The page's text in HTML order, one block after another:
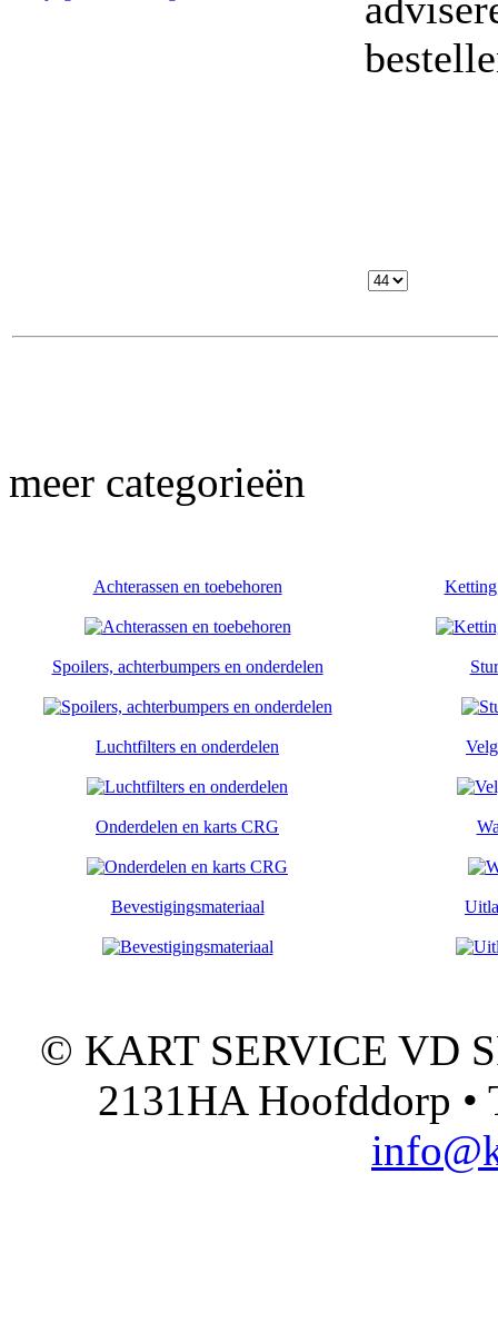
meer categorieën
Achterassen en toebehoren
Spoilers, achterbumpers en onderdelen
Luchtfilters en onderdelen
Onderdelen en karts CRG
Bevestigingsmateriaal
© KART SERVICE VD
2131HA Hoofddorp •